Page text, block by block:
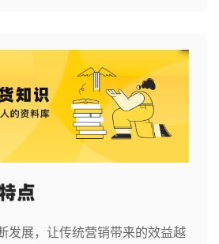
点
发展，让传统营销带来的效益越